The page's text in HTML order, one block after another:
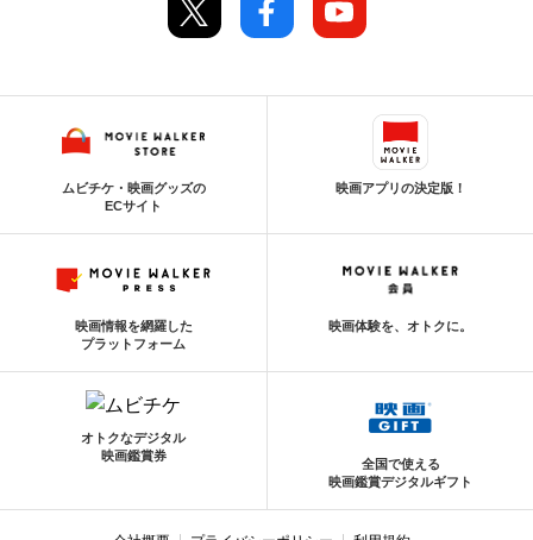
ムビチケ・映画グッズの
ECサイト
映画アプリの決定版！
映画情報を網羅した
プラットフォーム
映画体験を、オトクに。
オトクなデジタル
映画鑑賞券
全国で使える
映画鑑賞デジタルギフト